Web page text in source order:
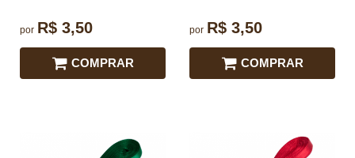
por R$ 3,50
COMPRAR
por R$ 3,50
COMPRAR